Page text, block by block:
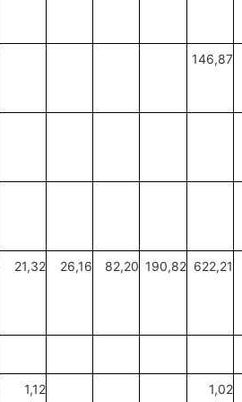
146,87
21,32 26,16 82,20 190,82 622,21
1,12 1,02